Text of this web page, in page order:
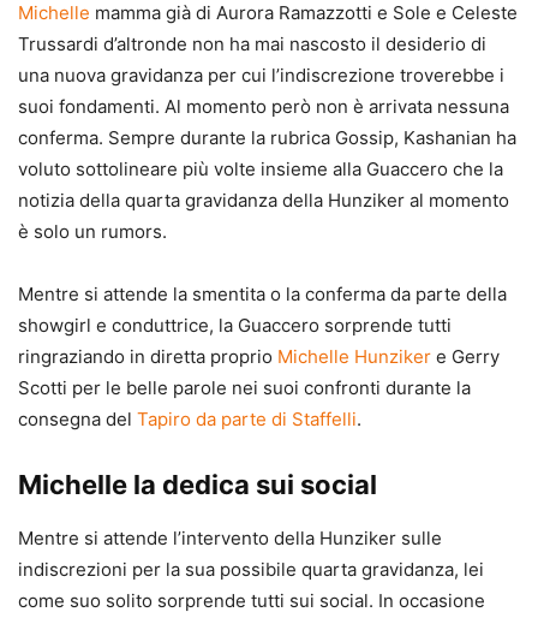
Michelle mamma già di Aurora Ramazzotti e Sole e Celeste
Trussardi d’altronde non ha mai nascosto il desiderio di
una nuova gravidanza per cui l’indiscrezione troverebbe i
suoi fondamenti. Al momento però non è arrivata nessuna
conferma. Sempre durante la rubrica Gossip, Kashanian ha
voluto sottolineare più volte insieme alla Guaccero che la
notizia della quarta gravidanza della Hunziker al momento
è solo un rumors.
Mentre si attende la smentita o la conferma da parte della
showgirl e conduttrice, la Guaccero sorprende tutti
ringraziando in diretta proprio Michelle Hunziker e Gerry
Scotti per le belle parole nei suoi confronti durante la
consegna del Tapiro da parte di Staffelli.
Michelle la dedica sui social
Mentre si attende l’intervento della Hunziker sulle
indiscrezioni per la sua possibile quarta gravidanza, lei
come suo solito sorprende tutti sui social. In occasione